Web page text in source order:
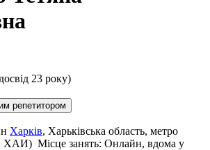
23 року)
репетитором
Харків, Харьківська область, метро
ХАИ) Місце занять: Онлайн, вдома у